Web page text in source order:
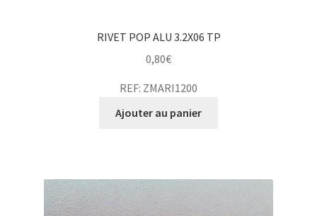
RIVET POP ALU 3.2X06 TP
0,80€
REF: ZMARI1200
Ajouter au panier